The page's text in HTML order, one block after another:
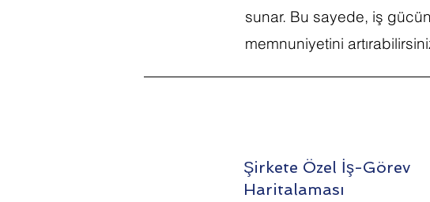
sunar. Bu sayede, iş
memnuniyetini
Şirkete Özel İş-Görev
Haritalaması